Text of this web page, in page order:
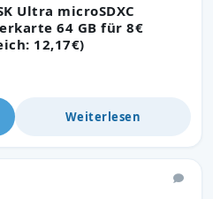
Ultra microSDXC
64 GB für 8€
12,17€)
Weiterlesen